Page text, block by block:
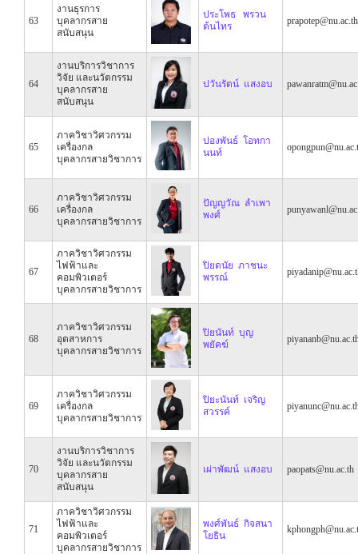
63
งานธุรการ
บุคลากรสาย
สนับสนุน
ประโพธ พรวน
ต้นไทร
prapotep@nu.ac.th
64
งานบริการวิชาการ
วิจัย และนวัตกรรม
บุคลากรสาย
สนับสนุน
ปวันรัตน์ แสงอบ
65
ภาควิชาวิศวกรรม
เครื่องกล
บุคลากรสายวิชาการ
ปองพันธ์ โอทกา
นนท์
66
ภาควิชาวิศวกรรม
เครื่องกล
บุคลากรสายวิชาการ
ปัญญวัณ ลำเพา
พงศ์
67
ภาควิชาวิศวกรรม
ไฟฟ้าและ
คอมพิวเตอร์
บุคลากรสายวิชาการ
ปิยดนัย ภาชนะ
พรรณ์
68
ภาควิชาวิศวกรรม
อุตสาหการ
บุคลากรสายวิชาการ
ปิยนันท์ บุญ
พยัคฆ์
69
ภาควิชาวิศวกรรม
เครื่องกล
บุคลากรสายวิชาการ
ปิยะนันท์ เจริญ
สวรรค์
70
งานบริการวิชาการ
วิจัย และนวัตกรรม
บุคลากรสาย
สนับสนุน
เผ่าพัฒน์ แสงอบ paopats@nu.ac.th
71
ภาควิชาวิศวกรรม
ไฟฟ้าและ
คอมพิวเตอร์
บุคลากรสายวิชาการ
พงศ์พันธ์ กิจสนา
โยธิน